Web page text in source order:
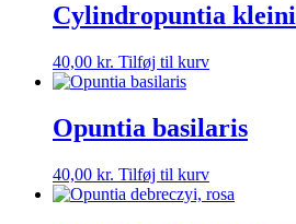
Cylindropuntia
40,00 kr. Tilføj til kurv
Opuntia basilaris
40,00 kr. Tilføj til kurv